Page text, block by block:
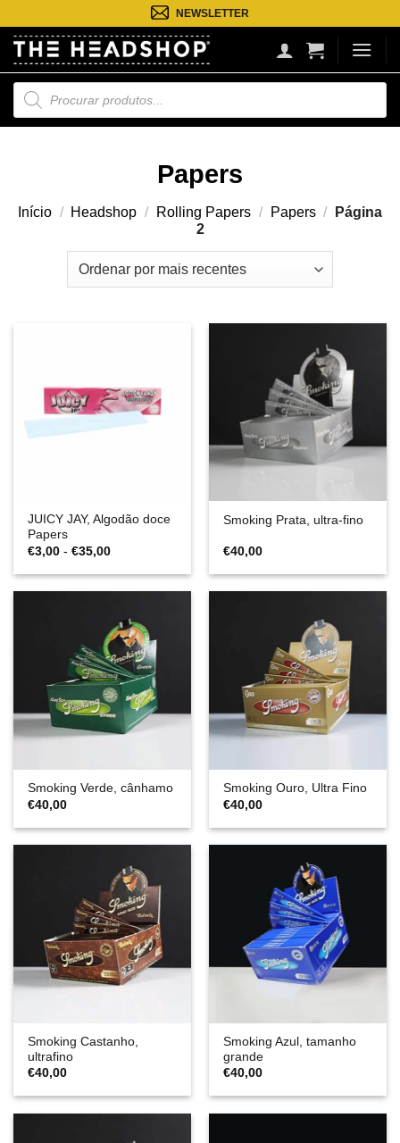
para
conteúdo
NEWSLETTER
Pesquisa
de
produtos
Papers
Início / Headshop / Rolling Papers / Papers /
Página
2
JUICY JAY, Algodão doce
Papers
€3,00 - €35,00Gama
preços:
Smoking Prata, ultra-fino
€40,00
Smoking Verde, cânhamo
€40,00
Smoking Ouro, Ultra Fino
€40,00
Smoking Castanho,
ultrafino
€40,00
Smoking Azul, tamanho
grande
€40,00